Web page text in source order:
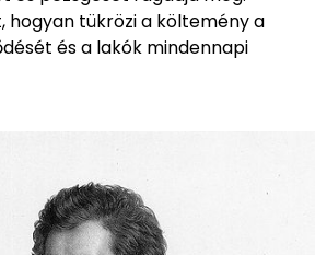
hogyan tükrözi a költemény a
és a lakók mindennapi